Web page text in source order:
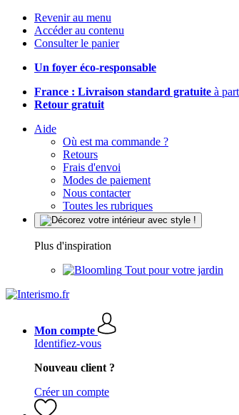
Revenir au menu
Accéder au contenu
Consulter le panier
Un foyer éco-responsable
France : Livraison standard gratuite à
Retour gratuit
Aide
Où est ma commande ?
Retours
Frais d'envoi
Modes de paiement
Nous contacter
Toutes les rubriques
Plus d'inspiration
Tout pour votre jardin
Mon compte
Identifiez-vous
Nouveau client ?
Créer un compte